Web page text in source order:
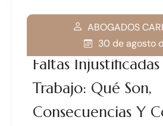
Faltas
Trabajo: Qué Son,
Consecuencias Y
ABOGADOS
30 de agosto